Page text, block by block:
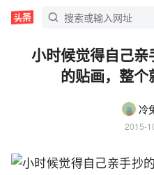
小时候觉得自己
的贴画，整个
冷
2015-